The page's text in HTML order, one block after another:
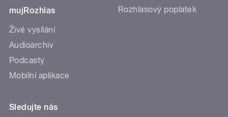
mujRozhlas
Živé vysílání
Audioarchiv
Podcasty
Mobilní aplikace
Rozhlasový poplatek
Sledujte nás